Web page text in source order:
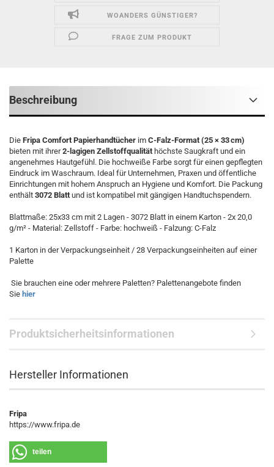
WOANDERS GÜNSTIGER?
FRAGE ZUM PRODUKT
Beschreibung
Die Fripa Comfort Papierhandtücher im C-Falz-Format (25 × 33 cm)
bieten mit ihrer2-lagigen Zellstoffqualitäthöchste Saugkraft und ein
angenehmes Hautgefühl. Die hochweiße Farbe sorgt für einen gepflegten
Eindruck im Waschraum. Ideal für Unternehmen, Praxen und öffentliche
Einrichtungen mit hohem Anspruch an Hygiene und Komfort. Die Packung
enthält 3072 Blattund ist kompatibel mit gängigen Handtuchspendern.
Blattmaße: 25x33 cm mit 2 Lagen - 3072 Blatt in einem Karton - 2x 20,0
g/m² - Material: Zellstoff - Farbe: hochweiß - Falzung: C-Falz
1 Karton in der Verpackungseinheit / 28 Verpackungseinheiten auf einer
Palette
Sie brauchen eine oder mehrere Paletten? Palettenangebote finden
Sie hier
Produktsicherheitsinformationen
Hersteller Informationen
Fripa
https://www.fripa.de
teilen